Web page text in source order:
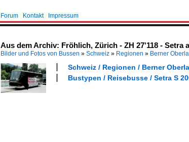
Forum Kontakt Impressum
Aus dem Archiv: Fröhlich, Zürich - ZH 27'118 - Setra
Bilder und Fotos von Bussen » Schweiz » Regionen » Berner
Schweiz / Regionen / Berner
Bustypen / Reisebusse / Setra S